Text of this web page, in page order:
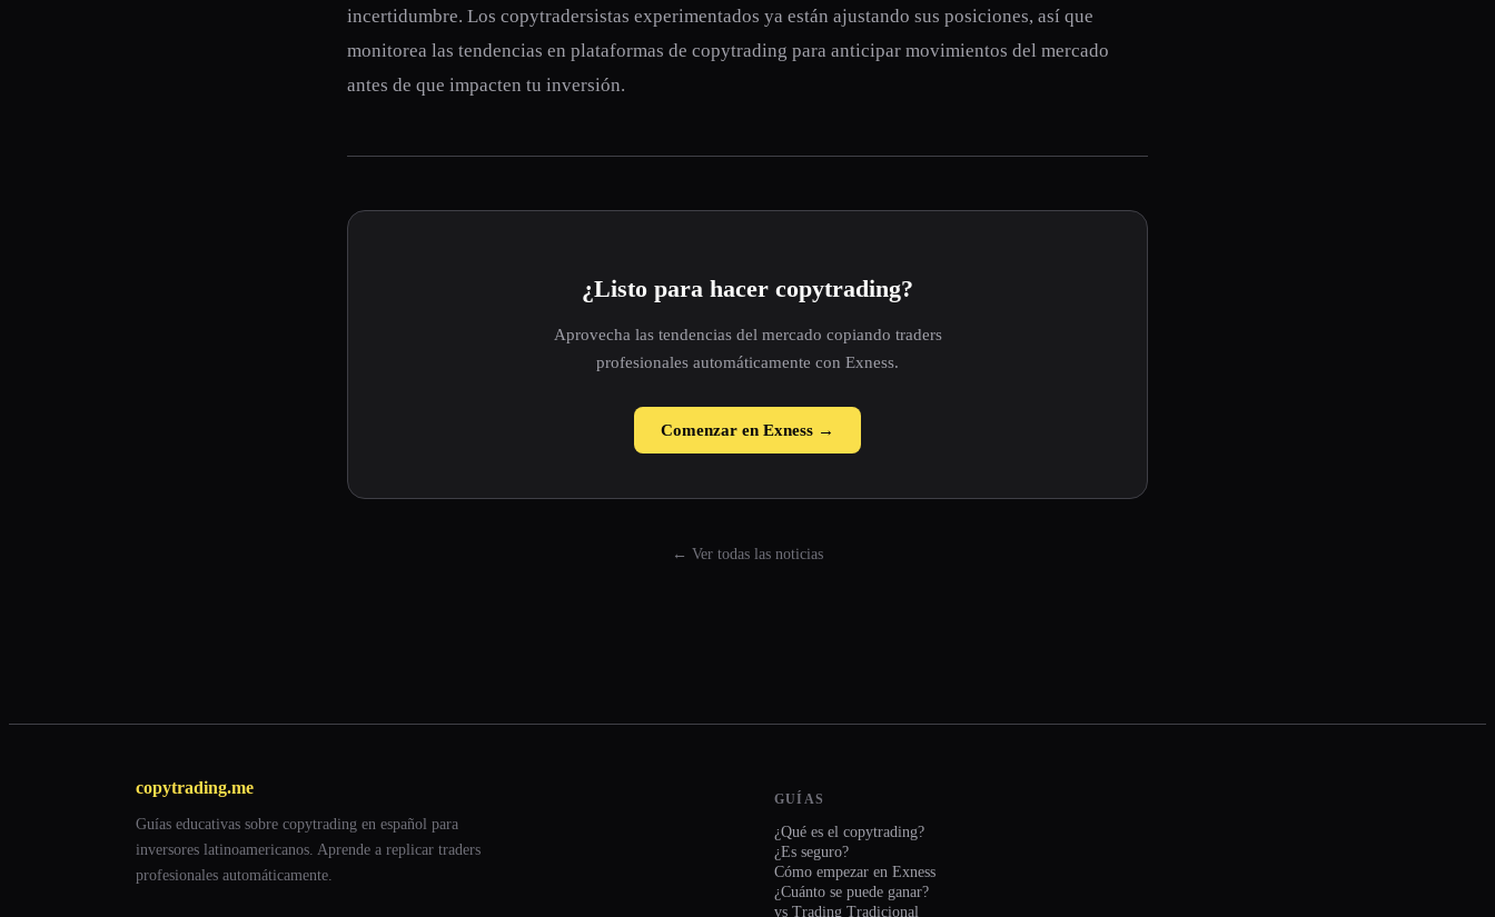
incertidumbre. Los copytradersistas experimentados ya están ajustando sus posiciones, así que
monitorea las tendencias en plataformas de copytrading para anticipar movimientos del mercado
antes de que impacten tu inversión.
¿Listo para hacer copytrading?
Aprovecha las tendencias del mercado copiando traders
profesionales automáticamente con Exness.
Comenzar en Exness →
← Ver todas las noticias
copytrading.me
Guías educativas sobre copytrading en español para
inversores latinoamericanos. Aprende a replicar traders
profesionales automáticamente.
GUÍAS
¿Qué es el copytrading?
¿Es seguro?
Cómo empezar en Exness
¿Cuánto se puede ganar?
vs Trading Tradicional